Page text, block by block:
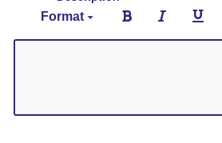
Format